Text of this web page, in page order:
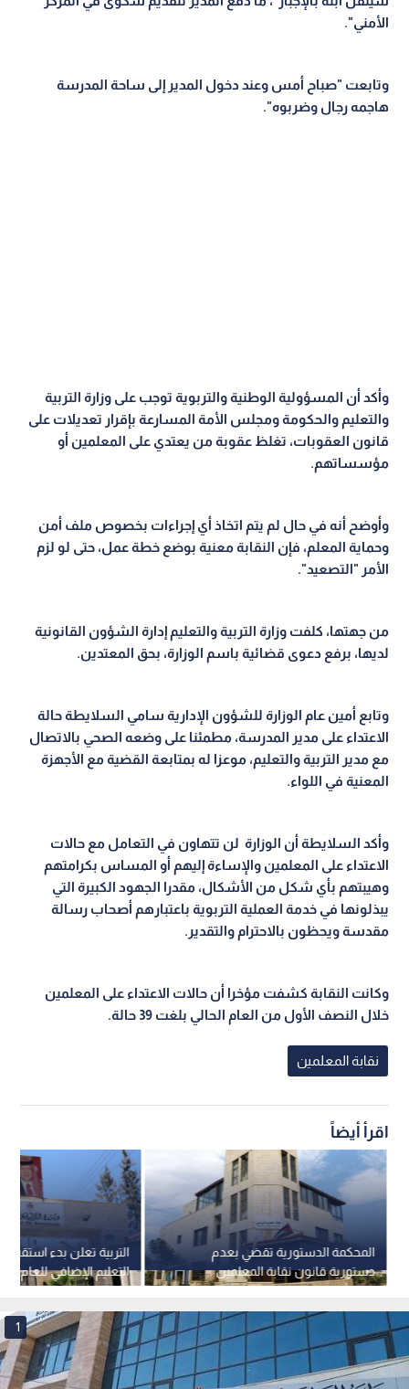
الأمني".
وتابعت "صباح أمس وعند دخول المدير إلى ساحة المدرسة
هاجمه رجال وضربوه".
وأكد أن المسؤولية الوطنية والتربوية توجب على وزارة التربية
والتعليم والحكومة ومجلس الأمة المسارعة بإقرار تعديلات على
قانون العقوبات، تغلظ عقوبة من يعتدي على المعلمين أو
مؤسساتهم.
وأوضح أنه في حال لم يتم اتخاذ أي إجراءات بخصوص ملف أمن
وحماية المعلم، فإن النقابة معنية بوضع خطة عمل، حتى لو لزم
الأمر "التصعيد".
من جهتها، كلفت وزارة التربية والتعليم إدارة الشؤون القانونية
لديها، برفع دعوى قضائية باسم الوزارة، بحق المعتدين.
وتابع أمين عام الوزارة للشؤون الإدارية سامي السلايطة حالة
الاعتداء على مدير المدرسة، مطمئنا على وضعه الصحي بالاتصال
مع مدير التربية والتعليم، موعزا له بمتابعة القضية مع الأجهزة
المعنية في اللواء.
وأكد السلايطة أن الوزارة لن تتهاون في التعامل مع حالات
الاعتداء على المعلمين والإساءة إليهم أو المساس بكرامتهم
وهيبتهم بأي شكل من الأشكال، مقدرا الجهود الكبيرة التي
يبذلونها في خدمة العملية التربوية باعتبارهم أصحاب رسالة
مقدسة ويحظون بالاحترام والتقدير.
وكانت النقابة كشفت مؤخرا أن حالات الاعتداء على المعلمين
خلال النصف الأول من العام الحالي بلغت 39 حالة.
نقابة المعلمين
اقرأ أيضاً
التربية تعلن بدء
التعليم الإضافي للعام
2026/2027
المحكمة الدستورية تقضي بعدم
دستورية قانون نقابة المعلمين
الأردنيين
1